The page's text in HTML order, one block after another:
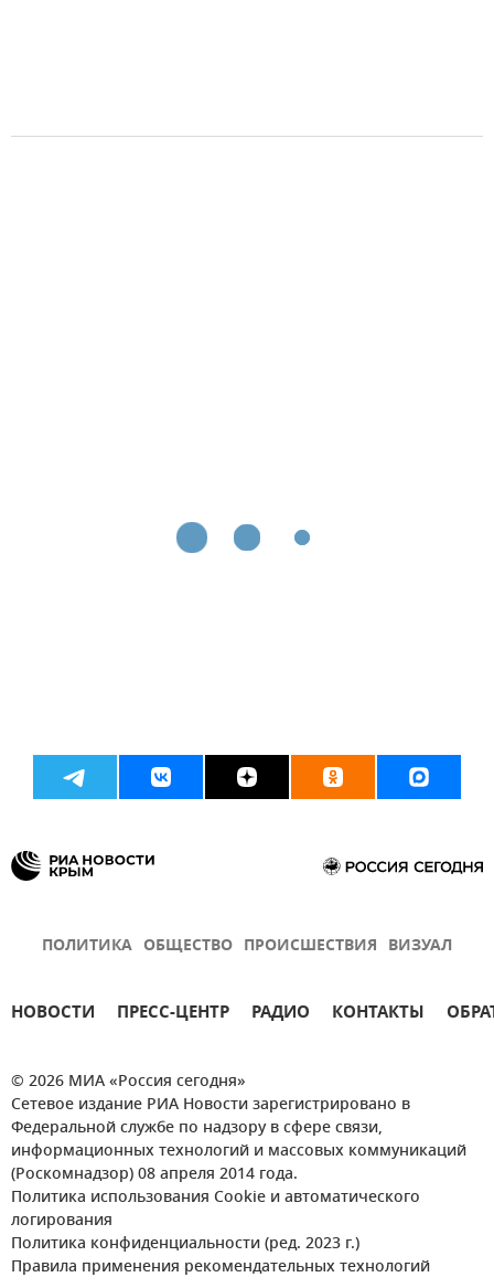
ПОЛИТИКА ОБЩЕСТВО ПРОИСШЕСТВИЯ ВИЗУАЛ
НОВОСТИ ПРЕСС-ЦЕНТР РАДИО КОНТАКТЫ
© 2026 МИА «Россия сегодня»
Сетевое издание РИА Новости зарегистрировано в
Федеральной службе по надзору в сфере связи,
информационных технологий и массовых коммуникаций
(Роскомнадзор) 08 апреля 2014 года.
Политика использования Cookie и автоматического
логирования
Политика конфиденциальности (ред. 2023 г.)
Правила применения рекомендательных технологий